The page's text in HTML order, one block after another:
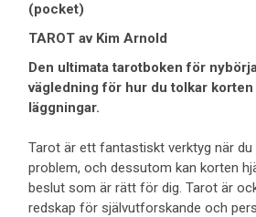
(pocket)
TAROT av Kim Arnold
Den ultimata tarotboken för
vägledning för hur du tolkar
läggningar.
Tarot är ett fantastiskt verktyg när
problem, och dessutom kan korten
beslut som är rätt för dig. Tarot är
redskap för självutforskande och